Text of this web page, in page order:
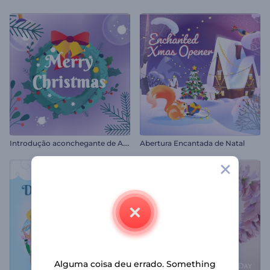
I
ntrodução aconchegante de Ano Novo Abertura Encantada de Natal
Alguma coisa deu errado. Something